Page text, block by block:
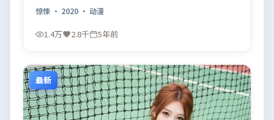
惊悚 · 2020 · 动漫
1.4万 2.8千 5年前
最新